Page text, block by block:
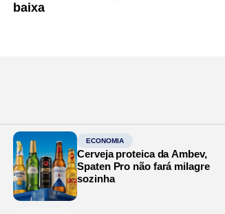
baixa
ECONOMIA
Cerveja proteica da Ambev,
Spaten Pro não fará milagre
sozinha